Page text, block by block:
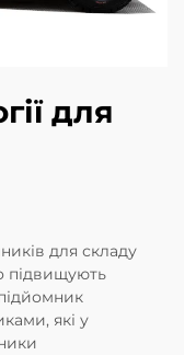
для
для складу
підвищують
які у